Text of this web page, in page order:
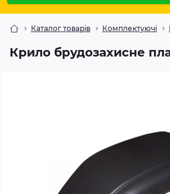
Каталог товарів Комплектуючі
Крило брудозахисне